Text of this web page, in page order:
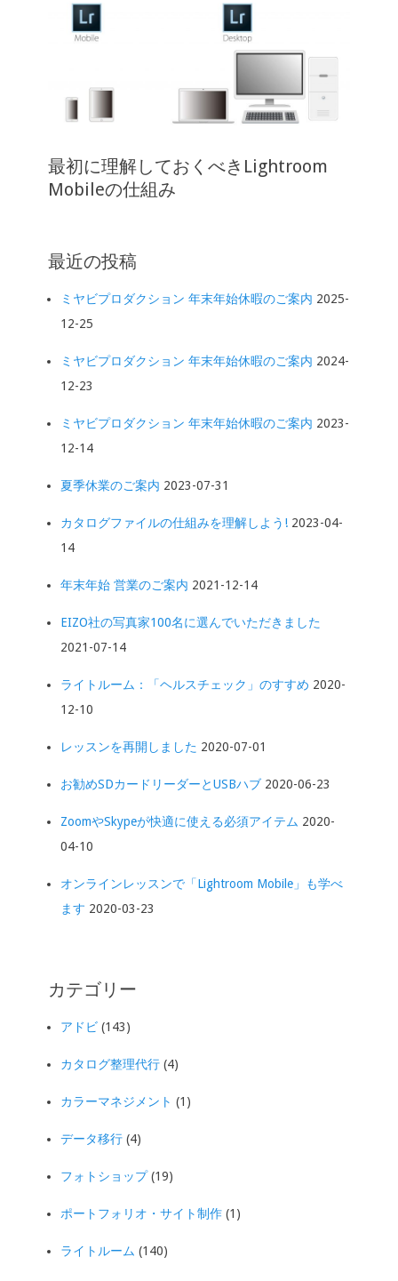
最初に理解しておくべきLightroom
Mobileの仕組み
最近の投稿
ミヤビプロダクション 年末年始休暇のご案内 2025-
12-25
ミヤビプロダクション 年末年始休暇のご案内 2024-
12-23
ミヤビプロダクション 年末年始休暇のご案内 2023-
12-14
夏季休業のご案内 2023-07-31
カタログファイルの仕組みを理解しよう! 2023-04-
14
年末年始 営業のご案内 2021-12-14
EIZO社の写真家100名に選んでいただきました
2021-07-14
ライトルーム：「ヘルスチェック」のすすめ 2020-
12-10
レッスンを再開しました 2020-07-01
お勧めSDカードリーダーとUSBハブ 2020-06-23
ZoomやSkypeが快適に使える必須アイテム 2020-
04-10
オンラインレッスンで「Lightroom Mobile」も学べ
ます 2020-03-23
カテゴリー
アドビ (143)
カタログ整理代行 (4)
カラーマネジメント (1)
データ移行 (4)
フォトショップ(19)
ポートフォリオ・サイト制作 (1)
ライトルーム (140)